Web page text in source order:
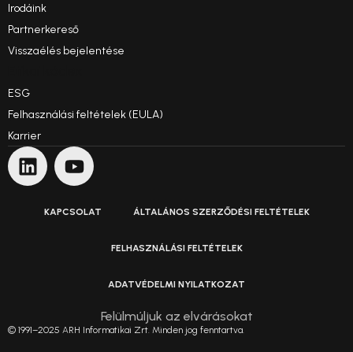
Irodáink
Partnerkereső
Visszaélés bejelentése
ESG
Felhasználási feltételek (EULA)
Karrier
KAPCSOLAT ÁLTALÁNOS SZERZŐDÉSI FELTÉTELEK
FELHASZNÁLÁSI FELTÉTELEK
ADATVÉDELMI NYILATKOZAT
Felülmúljuk az elvárásokat
© 1991–2025 ARH Informatikai Zrt. Minden jog fenntartva.